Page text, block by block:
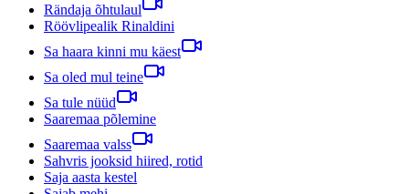
Rändaja õhtulaul
Röövlipealik Rinaldini
Sa haara kinni mu käest
Sa oled mul teine
Sa tule nüüd
Saaremaa põlemine
Saaremaa valss
Sahvris jooksid hiired, rotid
Saja aasta kestel